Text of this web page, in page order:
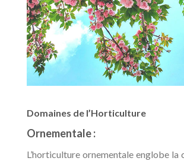
Domaines de l’Horticulture
Ornementale :
L’horticulture ornementale englobe la